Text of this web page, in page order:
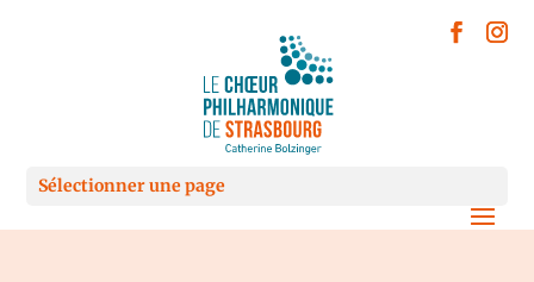
Sélectionner une page